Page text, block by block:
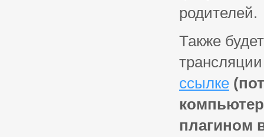
родителей.
Также
ссылке
плагином